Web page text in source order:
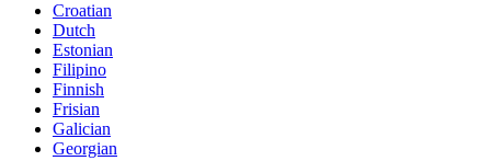
Croatian
Dutch
Estonian
Filipino
Finnish
Frisian
Galician
Georgian